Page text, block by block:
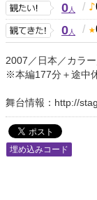
0人 /
0人 /
2007／日本／カラ
※本編177分＋途中
舞台情報：http://
埋め込みコード